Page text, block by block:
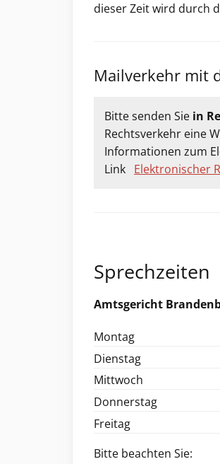
dieser Zeit wird durch
Mailverkehr mit
Bitte senden Sie in
Rechtsverkehr eine
Informationen zum
Link Elektronischer
Sprechzeiten
Amtsgericht
Montag
Dienstag
Mittwoch
Donnerstag
Freitag
Bitte beachten Sie: